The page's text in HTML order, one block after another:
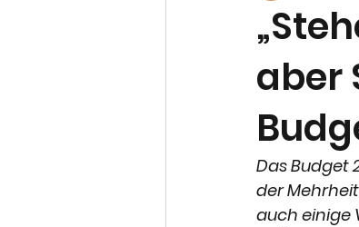
aber
Das Budget
der
auch einige